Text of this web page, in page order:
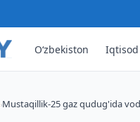
O‘zbekiston Iqtisod
›Mustaqillik-25 gaz qudug'ida